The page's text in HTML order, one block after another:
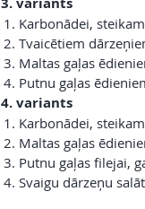
Karbonādei,
Tvaicētiem
Maltas gaļas
Putnu gaļas
4. variants
Karbonādei,
Maltas gaļas
Putnu gaļas filejai,
Svaigu dārzeņu